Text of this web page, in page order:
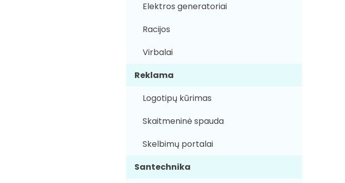
Elektros generatoriai
Racijos
Virbalai
Reklama
Logotipų kūrimas
Skaitmeninė spauda
Skelbimų portalai
Santechnika